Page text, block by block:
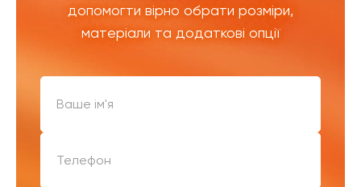
допомогти вірно обрати розміри,
матеріали та додаткові опції